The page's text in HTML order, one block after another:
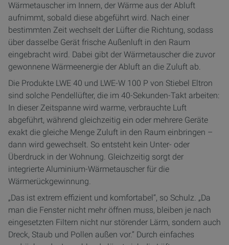
Wärmetauscher im Innern, der Wärme aus der Abluft
aufnimmt, sobald diese abgeführt wird. Nach einer
bestimmten Zeit wechselt der Lüfter die Richtung, sodass
über dasselbe Gerät frische Außenluft in den Raum
eingebracht wird. Dabei gibt der Wärmetauscher die zuvor
gewonnene Wärmeenergie der Abluft an die Zuluft ab.
Die Produkte LWE 40 und LWE-W 100 P von Stiebel Eltron
sind solche Pendellüfter, die im 40-Sekunden-Takt arbeiten:
In dieser Zeitspanne wird warme, verbrauchte Luft
abgeführt, während gleichzeitig ein oder mehrere Geräte
exakt die gleiche Menge Zuluft in den Raum einbringen –
dann wird gewechselt. So entsteht kein Unter- oder
Überdruck in der Wohnung. Gleichzeitig sorgt der
integrierte Aluminium-Wärmetauscher für die
Wärmerückgewinnung.
„Das ist extrem effizient und komfortabel“, so Schulz. „Da
man die Fenster nicht mehr öffnen muss, bleiben je nach
eingesetzten Filtern nicht nur störender Lärm, sondern auch
Dreck, Staub und Pollen außen vor.“ Durch einfaches